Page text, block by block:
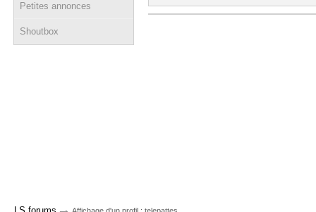
Petites annonces
Shoutbox